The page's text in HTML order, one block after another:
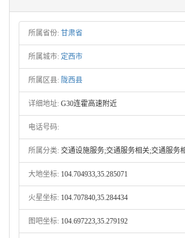
所属省份: 甘肃省
所属城市: 定西市
所属区县: 陇西县
详细地址: G30连霍高速附近
电话号码:
所属分类: 交通设施服务;交通服务相关;交通服务
大地坐标: 104.704933,35.285071
火星坐标: 104.707840,35.284434
图吧坐标: 104.697223,35.279192